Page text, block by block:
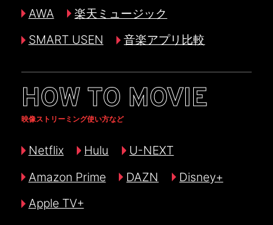
AWA
楽天ミュージック
SMART USEN
音楽アプリ比較
HOW TO MOVIE
映像ストリーミング使い方など
Netflix Hulu
U-NEXT
Amazon Prime
DAZN
Disney+
Apple TV+